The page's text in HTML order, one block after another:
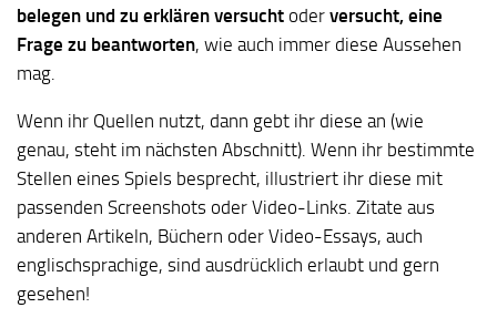
belegen und zu erklären versucht oder versucht, eine
Frage zu beantworten, wie auch immer diese Aussehen
mag.
Wenn ihr Quellen nutzt, dann gebt ihr diese an (wie
genau, steht im nächsten Abschnitt). Wenn ihr bestimmte
Stellen eines Spiels besprecht, illustriert ihr diese mit
passenden Screenshots oder Video-Links. Zitate aus
anderen Artikeln, Büchern oder Video-Essays, auch
englischsprachige, sind ausdrücklich erlaubt und gern
gesehen!